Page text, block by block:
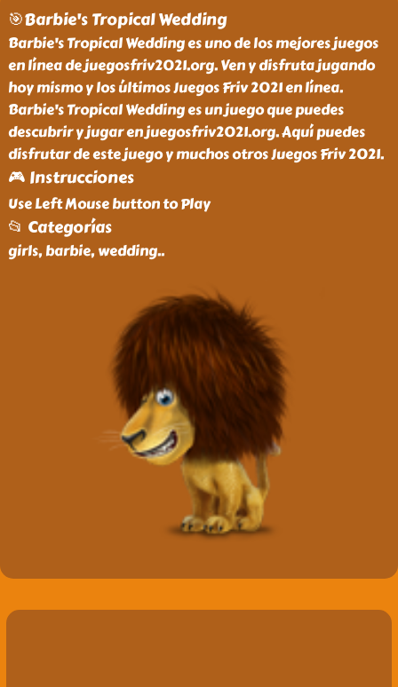
🎯Barbie's Tropical Wedding
Barbie's Tropical Wedding es uno de los mejores juegos
en línea de juegosfriv2021.org. Ven y disfruta jugando
hoy mismo y los últimos Juegos Friv 2021 en línea.
Barbie's Tropical Wedding es un juego que puedes
descubrir y jugar en juegosfriv2021.org. Aquí puedes
disfrutar de este juego y muchos otros Juegos Friv 2021.
🎮 Instrucciones
Use Left Mouse button to Play
📂 Categorías
girls, barbie, wedding..